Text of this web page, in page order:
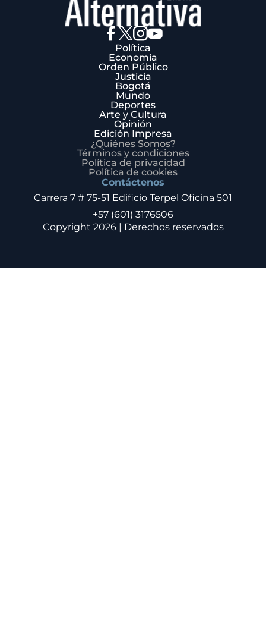
Política
Economía
Orden Público
Justicia
Bogotá
Mundo
Deportes
Arte y Cultura
Opinión
Edición Impresa
¿Quiénes Somos?
Términos y condiciones
Política de privacidad
Política de cookies
Contáctenos
Carrera 7 # 75-51 Edificio Terpel Oficina 501
+57 (601) 3176506
Copyright 2026 | Derechos reservados